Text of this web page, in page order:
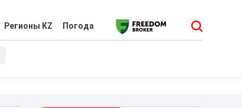
Регионы KZ Погода